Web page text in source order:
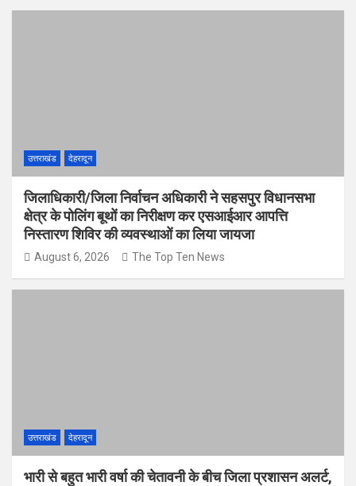
उत्तराखंड देहरादून
जिलाधिकारी/जिला निर्वाचन अधिकारी ने सहसपुर विधानसभा
क्षेत्र के पोलिंग बूथों का निरीक्षण कर एसआईआर आपत्ति
निस्तारण शिविर की व्यवस्थाओं का लिया जायजा
August 6, 2026 The Top Ten News
उत्तराखंड देहरादून
भारी से बहुत भारी वर्षा की चेतावनी के बीच जिला प्रशासन अलर्ट,